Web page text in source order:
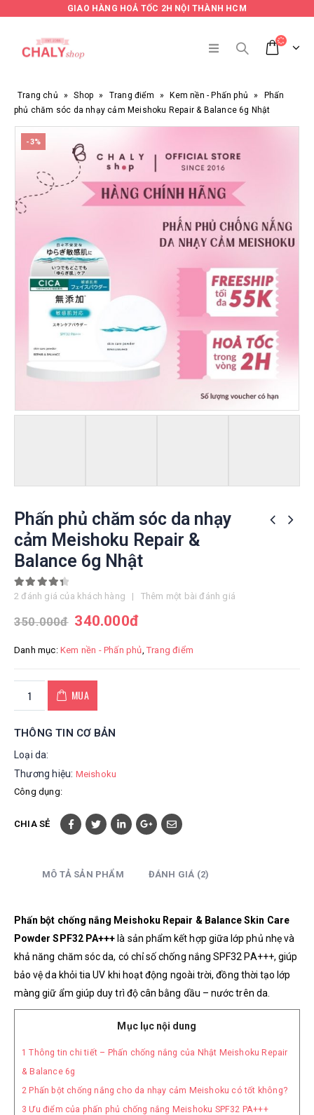
GIAO HÀNG HOẢ TỐC 2H NỘI THÀNH HCM
Trang chủ » Shop » Trang điểm » Kem nền - Phấn phủ »
Phấn
phủ chăm sóc da nhạy cảm Meishoku Repair & Balance 6g Nhật
-3%
Phấn phủ chăm sóc da nhạy
cảm Meishoku Repair &
Balance 6g Nhật
4.50out of 5
2 đánh giá của khách hàng | Thêm một bài đánh giá
350.000đ 340.000đ
Danh mục: Kem nền - Phấn phủ,Trang điểm
MUA
THÔNG TIN CƠ BẢN
Loại da:
Thương hiệu: Meishoku
Công dụng:
CHIA SẺ
MÔ TẢ SẢN PHẨM ĐÁNH GIÁ (2)
Phấn bột chống nắng Meishoku Repair & Balance Skin Care
Powder SPF32 PA+++ là sản phẩm kết hợp giữa lớp phủ nhẹ và
khả năng chăm sóc da, có chỉ số chống nắng SPF32 PA+++, giúp
bảo vệ da khỏi tia UV khi hoạt động ngoài trời, đồng thời tạo lớp
màng giữ ẩm giúp duy trì độ cân bằng dầu – nước trên da.
Mục lục nội dung
1 Thông tin chi tiết – Phấn chống nắng của Nhật Meishoku Repair
& Balance 6g
2 Phấn bột chống nắng cho da nhạy cảm Meishoku có tốt không?
3 Ưu điểm của phấn phủ chống nắng Meishoku SPF32 PA+++